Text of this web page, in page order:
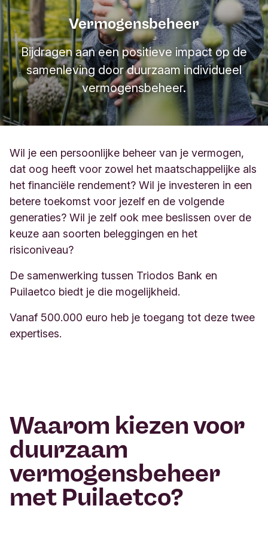
Vermogensbeheer
Bijdragen aan een positieve impact op de
samenleving door duurzaam individueel
vermogensbeheer.
Wil je een persoonlijke beheer van je vermogen,
dat oog heeft voor zowel het maatschappelijke als
het financiële rendement? Wil je investeren in een
betere toekomst voor jezelf en de volgende
generaties? Wil je zelf ook mee beslissen over de
keuze aan soorten beleggingen en het
risiconiveau?
De samenwerking tussen Triodos Bank en
Puilaetco biedt je die mogelijkheid.
Vanaf 500.000 euro heb je toegang tot deze twee
expertises.
Waarom kiezen voor
duurzaam
vermogensbeheer
met Puilaetco?